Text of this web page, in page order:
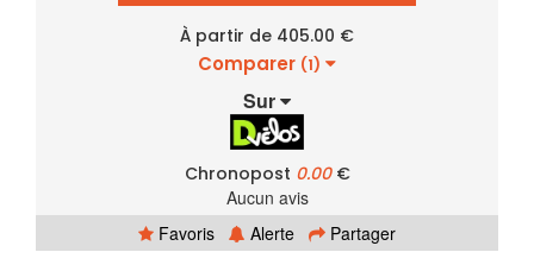
À partir de 405.00 €
Comparer (1)
Sur
Chronopost 0.00€
Aucun avis
Favoris
Alerte Partager